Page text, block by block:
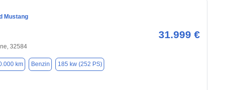
Mustang
31.999 €
32584
km Benzin 185 kw (252 PS)